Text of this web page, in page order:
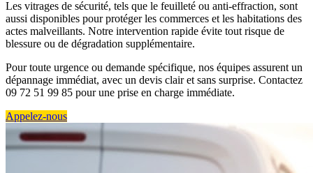
Les vitrages de sécurité, tels que le feuilleté ou anti-effraction, sont
aussi disponibles pour protéger les commerces et les habitations des
actes malveillants. Notre intervention rapide évite tout risque de
blessure ou de dégradation supplémentaire.
Pour toute urgence ou demande spécifique, nos équipes assurent un
dépannage immédiat, avec un devis clair et sans surprise. Contactez
09 72 51 99 85 pour une prise en charge immédiate.
Appelez-nous